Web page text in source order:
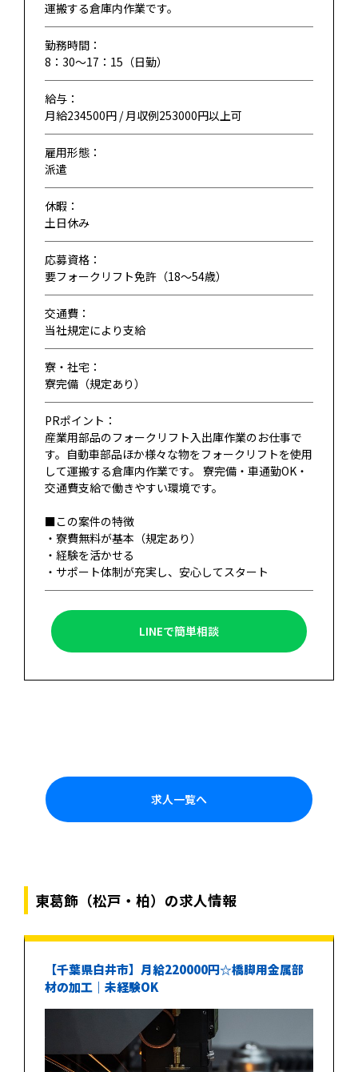
運搬する倉庫内作業です。
勤務時間：
8：30～17：15（日勤）
給与：
月給234500円 / 月収例253000円以上可
雇用形態：
派遣
休暇：
土日休み
応募資格：
要フォークリフト免許（18〜54歳）
交通費：
当社規定により支給
寮・社宅：
寮完備（規定あり）
PRポイント：
産業用部品のフォークリフト入出庫作業のお仕事で
す。自動車部品ほか様々な物をフォークリフトを使用
して運搬する倉庫内作業です。 寮完備・車通勤OK・
交通費支給で働きやすい環境です。
■この案件の特徴
・寮費無料が基本（規定あり）
・経験を活かせる
・サポート体制が充実し、安心してスタート
LINEで簡単相談
求人一覧へ
東葛飾（松戸・柏）の求人情報
【千葉県白井市】月給220000円☆橋脚用金属部
材の加工｜未経験OK